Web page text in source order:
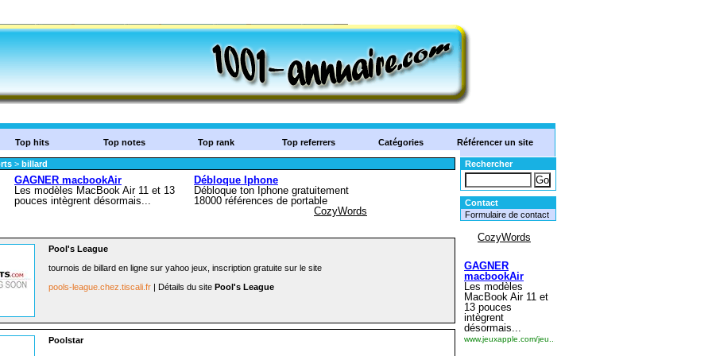
Top hits Top notes Top rank Top referrers Catégories Référencer un site
Rechercher
Contact
Formulaire de contact
> billard
Pool's League
tournois de billard en ligne sur yahoo jeux, inscription gratuite sur le site
pools-league.chez.tiscali.fr | Détails du site Pool's League
Poolstar